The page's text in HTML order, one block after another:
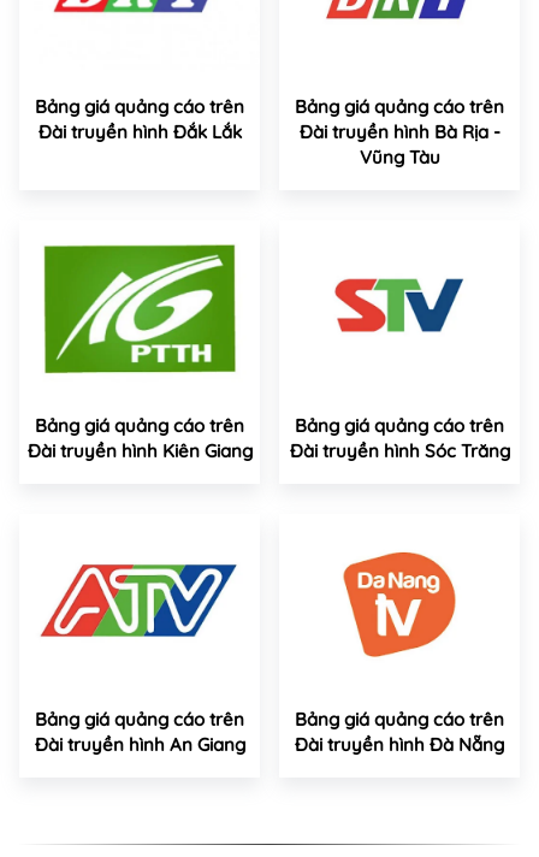
Bảng giá quảng cáo trên
Đài truyền hình Đắk Lắk
Bảng giá quảng cáo trên
Đài truyền hình Bà Rịa -
Vũng Tàu
Bảng giá quảng cáo trên
Đài truyền hình Kiên Giang
Bảng giá quảng cáo trên
Đài truyền hình Sóc Trăng
Bảng giá quảng cáo trên
Đài truyền hình An Giang
Bảng giá quảng cáo trên
Đài truyền hình Đà Nẵng